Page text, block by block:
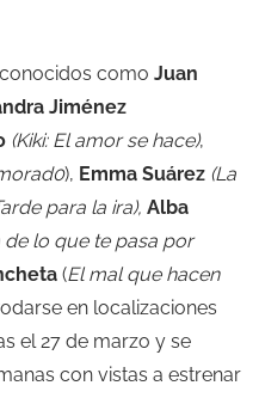
como Juan
Jiménez
(Kiki: El amor se hace),
), Emma Suárez (La
para la ira), Alba
lo que te pasa por
(El mal que hacen
en localizaciones
el 27 de marzo y se
con vistas a estrenar